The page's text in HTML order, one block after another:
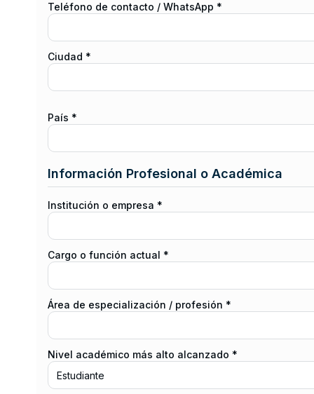
Teléfono de contacto / WhatsApp *
Ciudad *
País *
Información Profesional o Académica
Institución o empresa *
Cargo o función actual *
Área de especialización / profesión *
Nivel académico más alto alcanzado *